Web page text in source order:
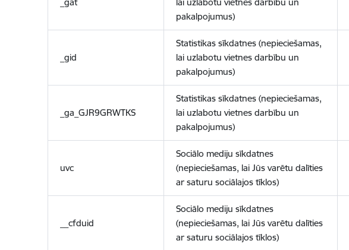
pakalpojumus)
_gid
Statistikas sīkdatnes (nepieciešamas,
lai uzlabotu vietnes darbību un
pakalpojumus)
_ga_GJR9GRWTKS
Statistikas sīkdatnes (nepieciešamas,
lai uzlabotu vietnes darbību un
pakalpojumus)
uvc
Sociālo mediju sīkdatnes
(nepieciešamas, lai Jūs varētu dalīties
ar saturu sociālajos tīklos)
__cfduid
Sociālo mediju sīkdatnes
(nepieciešamas, lai Jūs varētu dalīties
ar saturu sociālajos tīklos)